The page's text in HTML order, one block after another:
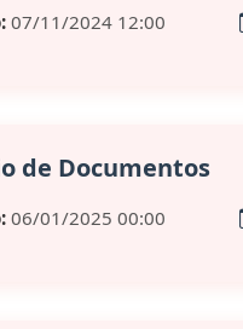
07/11/2024 12:00
de Documentos
06/01/2025 00:00